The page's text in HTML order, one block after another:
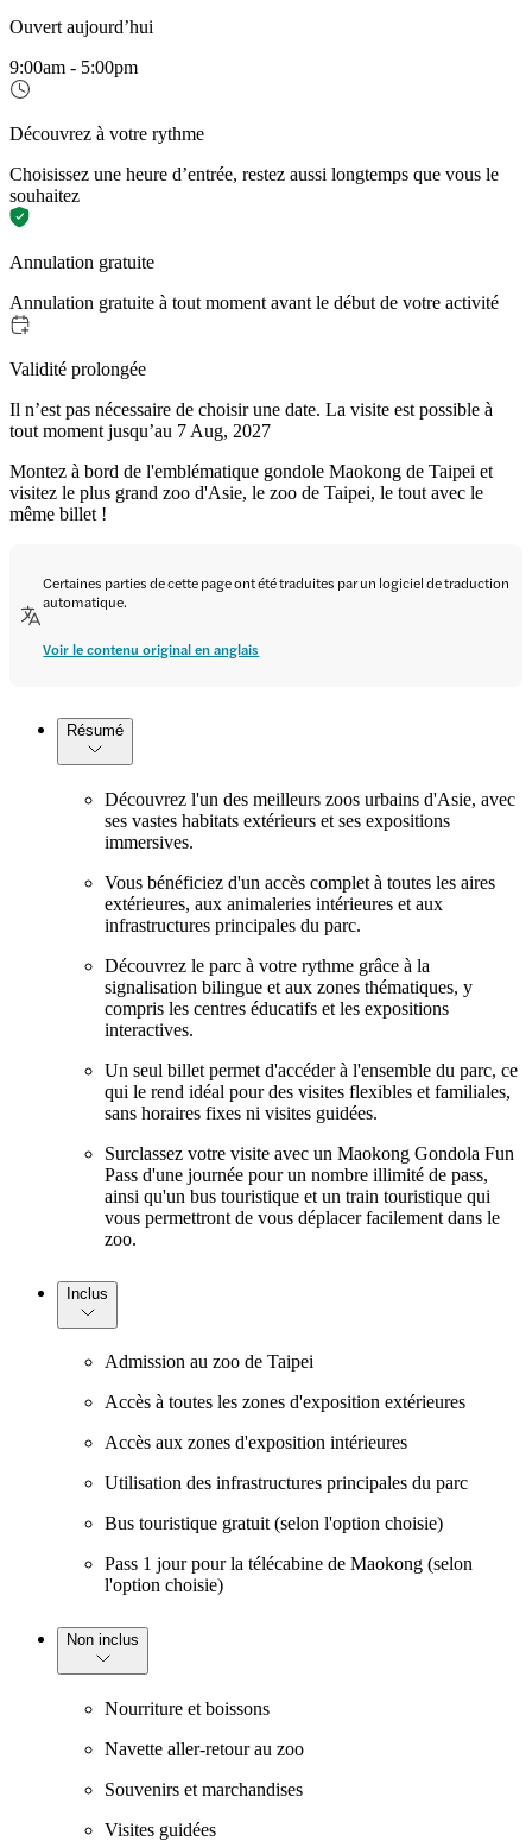
Ouvert aujourd’hui
9:00am - 5:00pm
Découvrez à votre rythme
Choisissez une heure d’entrée, restez aussi longtemps que vous le
souhaitez
Annulation gratuite
Annulation gratuite à tout moment avant le début de votre activité
Validité prolongée
Il n’est pas nécessaire de choisir une date. La visite est possible à
tout moment jusqu’au 7 Aug, 2027
Montez à bord de l'emblématique gondole Maokong de Taipei et
visitez le plus grand zoo d'Asie, le zoo de Taipei, le tout avec le
même billet !
Certaines parties de cette page ont été traduites par un logiciel de traduction
automatique.
Voir le contenu original en anglais
Résumé
Découvrez l'un des meilleurs zoos urbains d'Asie, avec
ses vastes habitats extérieurs et ses expositions
immersives.
Vous bénéficiez d'un accès complet à toutes les aires
extérieures, aux animaleries intérieures et aux
infrastructures principales du parc.
Découvrez le parc à votre rythme grâce à la
signalisation bilingue et aux zones thématiques, y
compris les centres éducatifs et les expositions
interactives.
Un seul billet permet d'accéder à l'ensemble du parc, ce
qui le rend idéal pour des visites flexibles et familiales,
sans horaires fixes ni visites guidées.
Surclassez votre visite avec un Maokong Gondola Fun
Pass d'une journée pour un nombre illimité de pass,
ainsi qu'un bus touristique et un train touristique qui
vous permettront de vous déplacer facilement dans le
zoo.
Inclus
Admission au zoo de Taipei
Accès à toutes les zones d'exposition extérieures
Accès aux zones d'exposition intérieures
Utilisation des infrastructures principales du parc
Bus touristique gratuit (selon l'option choisie)
Pass 1 jour pour la télécabine de Maokong (selon
l'option choisie)
Non inclus
Nourriture et boissons
Navette aller-retour au zoo
Souvenirs et marchandises
Visites guidées